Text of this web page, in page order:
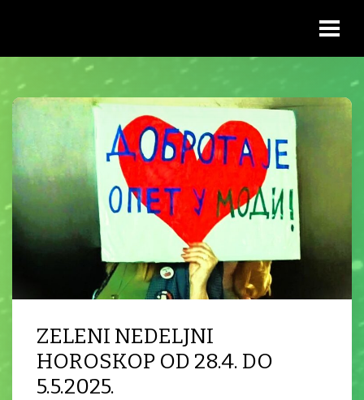
ZELENI NEDELJNI
HOROSKOP OD 28.4. DO
5.5.2025.